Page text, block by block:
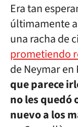
Era tan
últimamente
una racha de
prometiendo
de Neymar en
que parece
no les quedó
nuevo a los